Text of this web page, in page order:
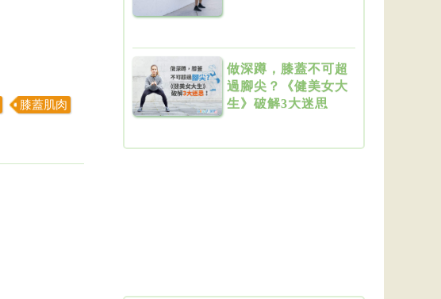
膝蓋肌肉
做深蹲，膝蓋不可超
過腳尖？《健美女大
生》破解3大迷思